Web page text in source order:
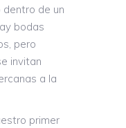
de un
bodas
pero
invitan
a la
primer